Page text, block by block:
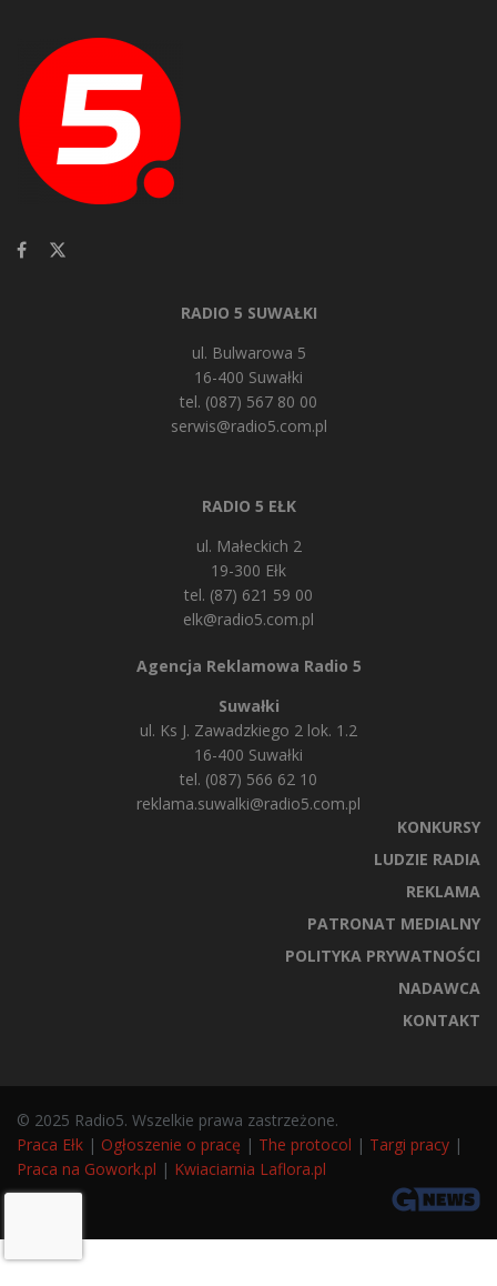
RADIO 5 SUWAŁKI
ul. Bulwarowa 5
16-400 Suwałki
tel. (087) 567 80 00
serwis@radio5.com.pl
RADIO 5 EŁK
ul. Małeckich 2
19-300 Ełk
tel. (87) 621 59 00
elk@radio5.com.pl
Agencja Reklamowa Radio 5
Suwałki
ul. Ks J. Zawadzkiego 2 lok. 1.2
16-400 Suwałki
tel. (087) 566 62 10
reklama.suwalki@radio5.com.pl
KONKURSY
LUDZIE RADIA
REKLAMA
PATRONAT MEDIALNY
POLITYKA PRYWATNOŚCI
NADAWCA
KONTAKT
© 2025 Radio5. Wszelkie prawa zastrzeżone.
Praca Ełk | Ogłoszenie o pracę | The protocol | Targi pracy |
Praca na Gowork.pl | Kwiaciarnia Laflora.pl